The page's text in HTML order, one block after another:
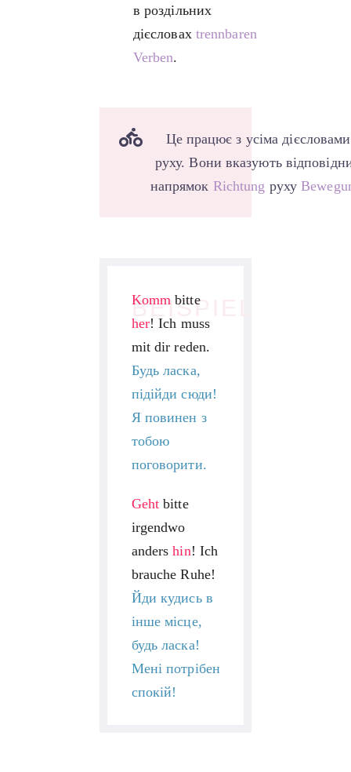
в роздільних
дієсловах trennbaren
Verben.
Це працює з усіма дієсловами
руху. Вони вказують
напрямок Richtung руху
BEISPIEL
Komm bitte
her! Ich muss
mit dir reden.
Будь ласка,
підійди сюди!
Я повинен з
тобою
поговорити.
Gehtbitte
irgendwo
andershin! Ich
brauche Ruhe!
Йди кудись в
інше місце,
будь ласка!
Мені потрібен
спокій!